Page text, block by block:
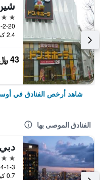
2 نجمتين
2.4 كيلومتر عن وسط المدينة
43 ﷼
شاهد أرخص الفنادق في
الفنادق الموصى بها
5 نجوم
0.7 كيلومتر عن وسط المدينة